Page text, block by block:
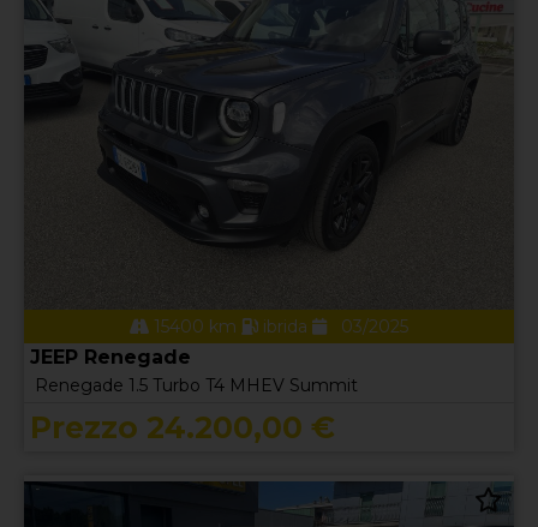
15400 km ibrida 03/2025
JEEP Renegade
Renegade 1.5 Turbo T4 MHEV Summit
Prezzo 24.200,00 €